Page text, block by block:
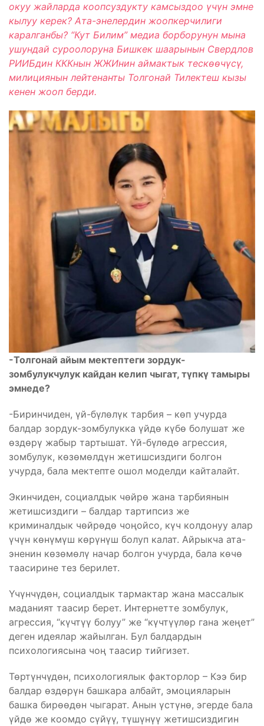
окуу жайларда коопсуздукту камсыздоо үчүн эмне
кылуу керек? Ата-энелердин жоопкерчилиги
каралганбы? “Кут Билим” медиа борборунун мына
ушундай суроолоруна Бишкек шаарынын Свердлов
РИИБдин КККнын ЖЖИнин аймактык тескөөчүсү,
милициянын лейтенанты Толгонай Тилектеш кызы
кенен жооп берди.
-Толгонай айым мектептеги зордук-
зомбулукчулук кайдан келип чыгат, түпкү тамыры
эмнеде?
-Биринчиден, үй-бүлөлүк тарбия – көп учурда
балдар зордук-зомбулукка үйдө күбө болушат же
өздөрү жабыр тартышат. Үй-бүлөдө агрессия,
зомбулук, көзөмөлдүн жетишсиздиги болгон
учурда, бала мектепте ошол моделди кайталайт.
Экинчиден, социалдык чөйрө жана тарбиянын
жетишсиздиги – балдар тартипсиз же
криминалдык чөйрөдө чоңойсо, күч колдонуу алар
үчүн көнүмүш көрүнүш болуп калат. Айрыкча ата-
эненин көзөмөлү начар болгон учурда, бала көчө
таасирине тез берилет.
Үчүнчүдөн, социалдык тармактар жана массалык
маданият таасир берет. Интернетте зомбулук,
агрессия, “күчтүү болуу” же “күчтүүлөр гана жеңет”
деген идеялар жайылган. Бул балдардын
психологиясына чоң таасир тийгизет.
Төртүнчүдөн, психологиялык факторлор – Кээ бир
балдар өздөрүн башкара албайт, эмоцияларын
башка бирөөдөн чыгарат. Анын үстүнө, эгерде бала
үйдө же коомдо сүйүү, түшүнүү жетишсиздигин